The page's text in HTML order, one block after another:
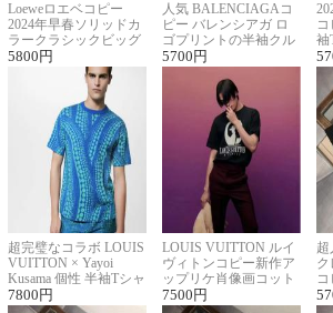
Loeweロエベコピー
2024年早春ソリッドカ
ラークラシックビッグ
ロゴ刺繍Tシャツ
5800 円
人気 BALENCIAGAコ
ピー バレンシアガ ロ
ゴプリントの半袖クル
ーネックTシャツ
5700 円
袖
に
超完璧なコラボ LOUIS
VUITTON × Yayoi
Kusama 個性 半袖Tシャ
ツコピー男女兼用
7800 円
LOUIS VUITTON ルイ
ヴィトンコピー新作ア
ップリケ肖像画コット
ンニット半袖Tシャツ
7500 円
超
ク
良